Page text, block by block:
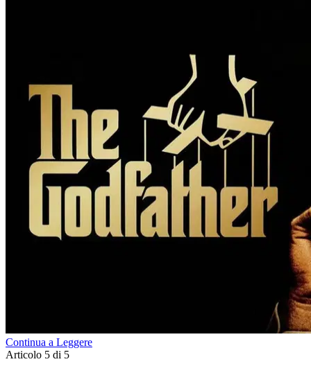
Continua a Leggere
Articolo 5 di 5